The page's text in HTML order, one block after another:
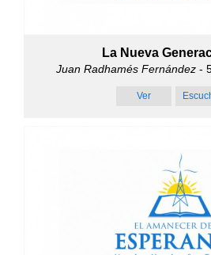
La Nueva
Juan Radhamés Fernández-
Ver